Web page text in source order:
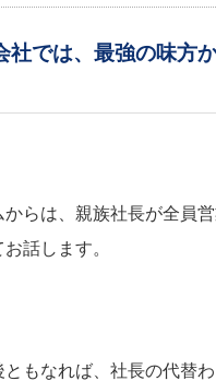
では、最強の味方
らは、親族社長が全員
話します。
もなれば、社長の代替わ